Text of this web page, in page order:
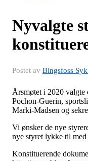
Nyvalgte
Postet av Bingsfoss
Årsmøtet i 2020 valgte
Pochon-Guerin,
Marki-Madsen og
Vi ønsker de nye
nye styret lykke til
Konstituerende